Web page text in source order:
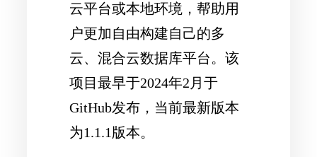
云平台或本地环境，帮助用
户更加自由构建自己的多
云、混合云数据库平台。该
项目最早于2024年2月于
GitHub发布，当前最新版本
为1.1.1版本。